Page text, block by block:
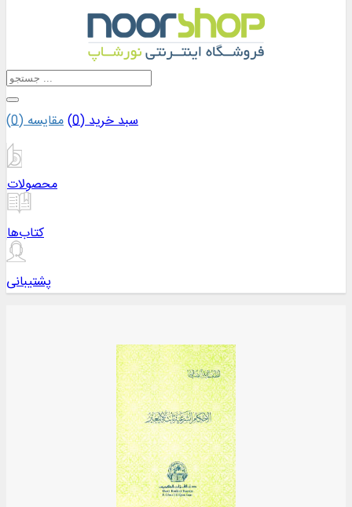
سبد خرید (0
)مقایسه (0
)
محصولات
کتاب‌ها
پشتیبانی